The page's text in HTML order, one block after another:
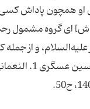
او همچون پاداش
اى گروه مشمول
و از
آن حضرت را به هنگام ظهور همراهى مى‏كنند.